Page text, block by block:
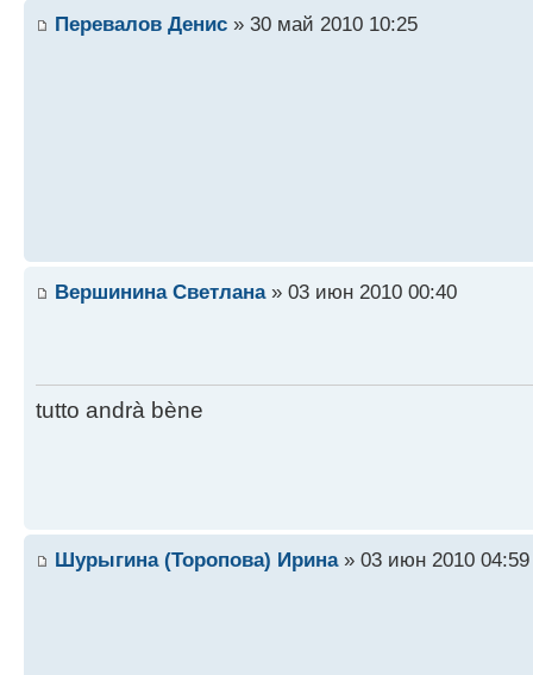
Перевалов Денис » 30 май 2010 10:25
Вершинина Светлана» 03 июн 2010 00:40
tutto andrà bène
Шурыгина (Торопова) Ирина» 03 июн 2010 04:59